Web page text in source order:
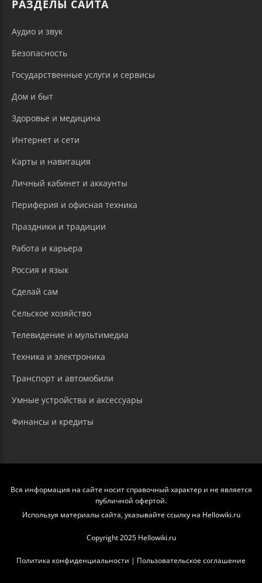
РАЗДЕЛЫ САЙТА
Аудио и звук
Безопасность
Государственные услуги и сервисы
Дом и быт
Здоровье и медицина
Интернет и сети
Карты и навигация
Личный кабинет и аккаунты
Периферия и офисная техника
Праздники и традиции
Работа и карьера
Россия и язык
Сделай сам
Сельское хозяйство
Телевидение и мультимедиа
Техника и электроника
Транспорт и автомобили
Умные устройства и аксессуары
Финансы и кредиты
Вся информация на сайте носит справочный характер и не является
публичной офертой.
Используя материалы сайта, указывайте ссылку на Hellowiki.ru
Copyright 2025 Hellowiki.ru
Политика конфиденциальности | Пользовательское соглашение